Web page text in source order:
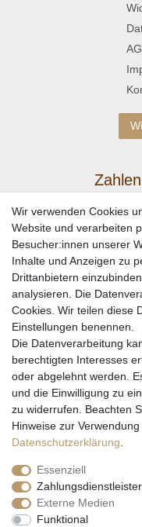
Wir
* Alle Preise inkl. gesetzl.
Wir verwenden Cookies
Website und verarbeiten
Besucher:innen unserer
Inhalte und Anzeigen zu
Drittanbietern
analysieren. Die
Cookies. Wir teilen diese
Einstellungen benennen.
Die Datenverarbeitung
berechtigten Interesses
oder abgelehnt werden.
und die Einwilligung zu
zu widerrufen. Beachten
Hinweise zur
Daten­schutz­erklärung
Essenziell
Zahlungsdienstleister
Externe Medien
Funktional